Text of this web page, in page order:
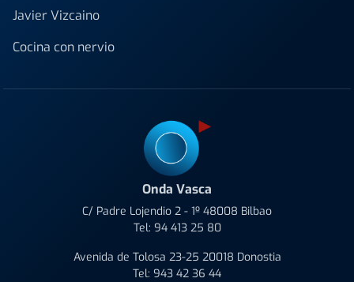
Javier Vizcaino
Cocina con nervio
Onda Vasca
C/ Padre Lojendio 2 - 1º 48008 Bilbao
Tel: 94 413 25 80
Avenida de Tolosa 23-25 20018 Donostia
Tel: 943 42 36 44